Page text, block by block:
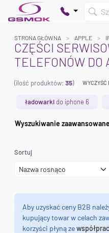
Dodaj
STRONA GŁÓWNA APPLE
CZĘŚCI
TELEFONÓW DO
(ilość produktów: 35) WYCZYŚĆ
ładowarki do iphone 6
Wyszukiwanie zaawansowane
Sortuj
Aby uzyskać ceny B2B
kupujący towar w celach
korzyści płyną ze